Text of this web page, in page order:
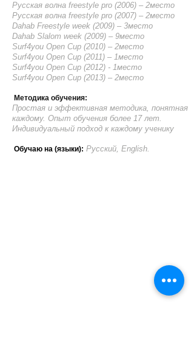
Русская волна freestyle pro (2006) – 2место
Русская волна freestyle pro (2007) – 2место
Dahab Freestyle week (2009) – 3место
Dahab Slalom week (2009) – 9место
Surf4you Open Cup (2010) – 2место
Surf4you Open Cup (2011) – 1место
Surf4you Open Cup (2012) - 1место
Surf4you Open Cup (2013) – 2место
Методика обучения:
Простая и эффективная методика, понятная
каждому. Опыт обучения более 17 лет.
Индивидуальный подход к каждому ученику
Обучаю на (языки): Русский, English.